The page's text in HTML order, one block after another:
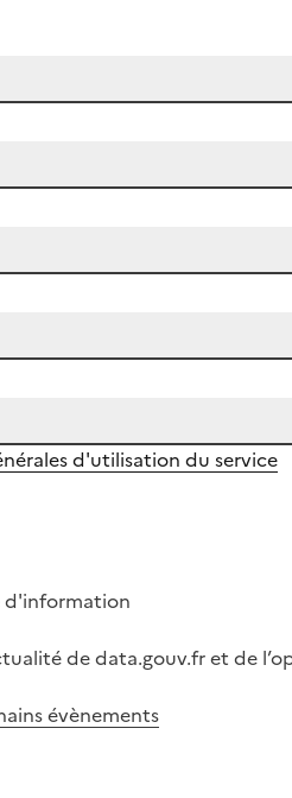
d'utilisation du service
d'information
de data.gouv.fr et de
évènements